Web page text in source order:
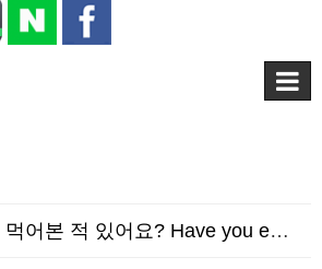
적 있어요? Have you ever tried Doenjan…